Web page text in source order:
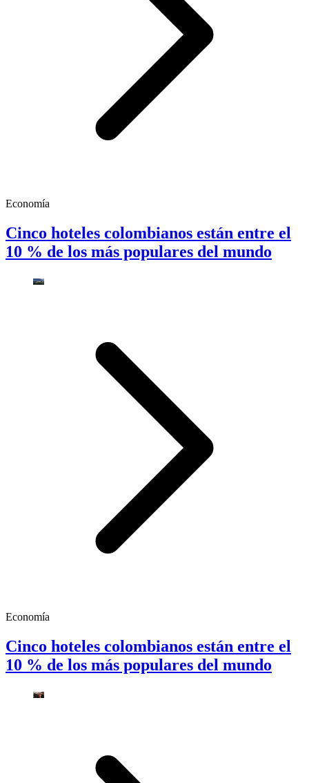
Economía
Cinco hoteles colombianos están entre el
10 % de los más populares del mundo
Economía
Cinco hoteles colombianos están entre el
10 % de los más populares del mundo